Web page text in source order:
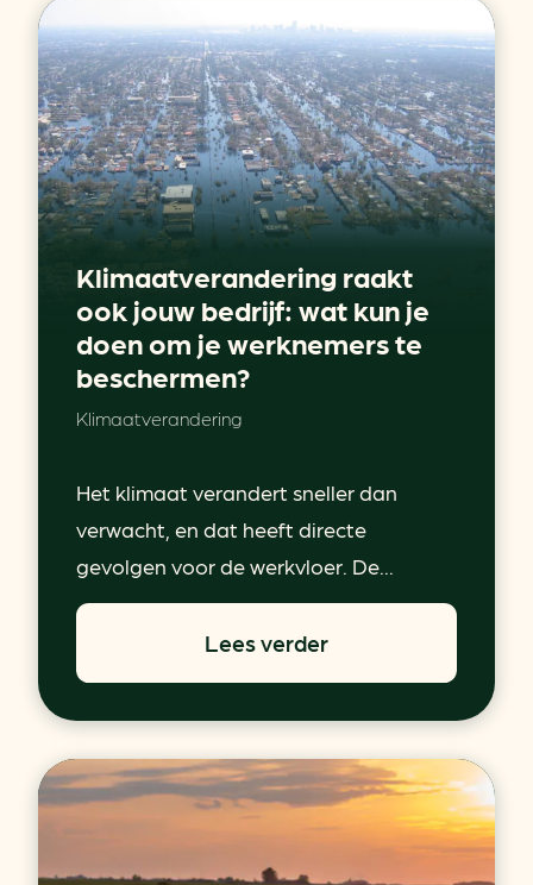
Klimaatverandering raakt
ook jouw bedrijf: wat kun je
doen om je werknemers te
beschermen?
Klimaatverandering
Het klimaat verandert sneller dan
verwacht, en dat heeft directe
gevolgen voor de werkvloer. De...
Lees verder